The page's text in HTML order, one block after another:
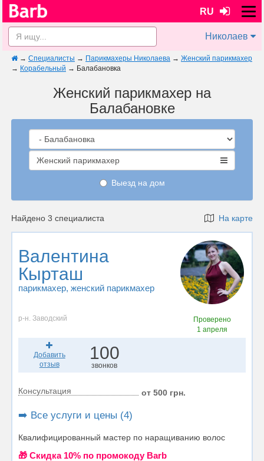
RU
Николаев
→ Специалисты → Парикмахеры Николаева → Женский парикмахер
→ Корабельный → Балабановка
Женский парикмахер на
Балабановке
Женский парикмахер
Выезд на дом
Найдено 3 специалиста На карте
Валентина
Кырташ
парикмахер, женский парикмахер
р-н. Заводский
Проверено
1 апреля
Добавить
отзыв
100
звонков
Консультация от 500 грн.
➡️ Все услуги и цены (4)
Квалифицированный мастер по наращиванию волос
🎁 Cкидка 10% по промокоду Barb